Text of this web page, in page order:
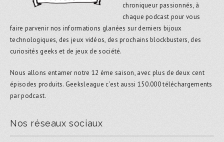
chroniqueur passionnés, à
chaque podcast pour vous
faire parvenir nos informations glanées sur derniers bijoux
technologiques, des jeux vidéos, des prochains blockbusters, des
curiosités geeks et de jeux de société.
Nous allons entamer notre 12 ème saison, avec plus de deux cent
épisodes produits. Geeksleague c’est aussi 150.000 téléchargements
par podcast.
Nos réseaux sociaux